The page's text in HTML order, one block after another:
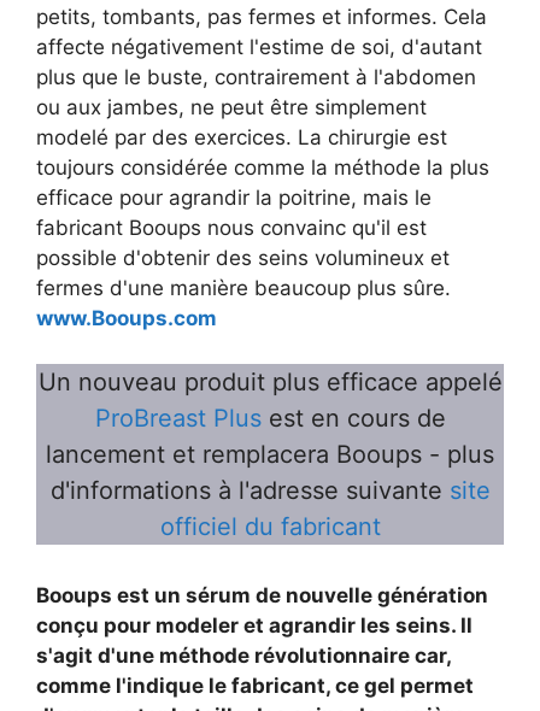
petits, tombants, pas fermes et informes. Cela
affecte négativement l'estime de soi, d'autant
plus que le buste, contrairement à l'abdomen
ou aux jambes, ne peut être simplement
modelé par des exercices. La chirurgie est
toujours considérée comme la méthode la plus
efficace pour agrandir la poitrine, mais le
fabricant Booups nous convainc qu'il est
possible d'obtenir des seins volumineux et
fermes d'une manière beaucoup plus sûre.
www.Booups.com
Un nouveau produit plus efficace appelé
ProBreast Plusest en cours de
lancement et remplacera Booups - plus
d'informations à l'adresse suivante site
officiel du fabricant
Booups est un sérum de nouvelle génération
conçu pour modeler et agrandir les seins. Il
s'agit d'une méthode révolutionnaire car,
comme l'indique le fabricant, ce gel permet